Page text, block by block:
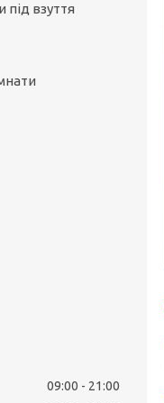
під взуття
09:00
21:00